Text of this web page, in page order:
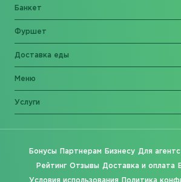
Банкет
Фуршет
Доставка еды
Меню
Услуги
Бонусы Партнерам Бизнесу Для
Рейтинг Отзывы Доставка и оплата
Условия использования Политика